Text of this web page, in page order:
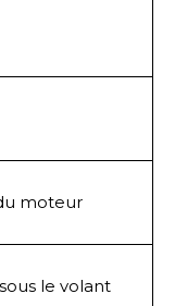
moteur
le volant